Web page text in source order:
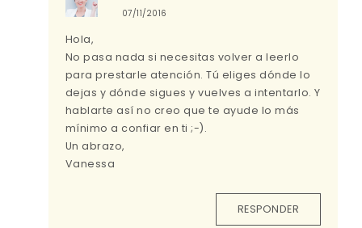
07/11/2016
Hola,
No pasa nada si necesitas volver a leerlo
para prestarle atención. Tú eliges dónde lo
dejas y dónde sigues y vuelves a intentarlo. Y
hablarte así no creo que te ayude lo más
mínimo a confiar en ti ;-).
Un abrazo,
Vanessa
RESPONDER